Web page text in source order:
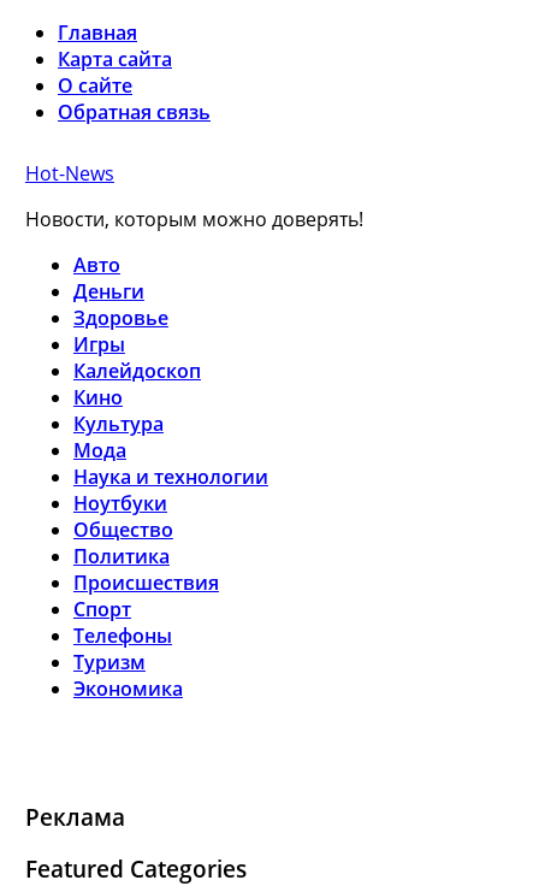
Главная
Карта сайта
О сайте
Обратная связь
Hot-News
Новости, которым можно доверять!
Авто
Деньги
Здоровье
Игры
Калейдоскоп
Кино
Культура
Мода
Наука и технологии
Ноутбуки
Общество
Политика
Происшествия
Спорт
Телефоны
Туризм
Экономика
Реклама
Featured Categories